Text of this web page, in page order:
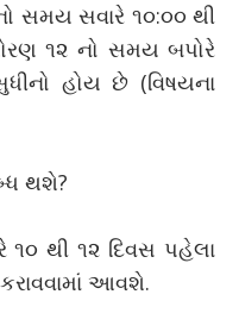
સમય સવારે ૧૦:૦૦ થી
૧૨ નો સમય બપોરે
હોય છે (વિષયના
થશે?
૧૦ થી ૧૨ દિવસ પહેલા
કરાવવામાં આવશે.